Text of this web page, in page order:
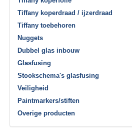
Tiffany koperdraad / ijzerdraad
Tiffany toebehoren
Nuggets
Dubbel glas inbouw
Glasfusing
Stookschema's glasfusing
Veiligheid
Paintmarkers/stiften
Overige producten